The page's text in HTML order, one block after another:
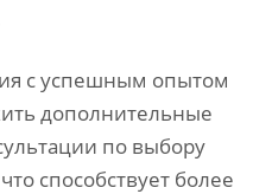
с успешным опытом
дополнительные
по выбору
способствует более